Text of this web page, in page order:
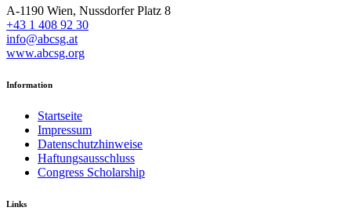
A-1190 Wien, Nussdorfer Platz 8
+43 1 408 92 30
info@abcsg.at
www.abcsg.org
Information
Startseite
Impressum
Datenschutzhinweise
Haftungsausschluss
Congress Scholarship
Links